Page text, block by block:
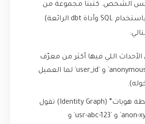
الشخص. كتبنا مجموعة من
السكربتات (باستخدام SQL وأداة dbt الرائعة)
اللي فيها أكثر من معرّف
(مثلاً `anonymous_id` و `user_id` لما العميل
تبني “خريطة هويات” (Identity Graph) تقول
إن `anon-xyz-789` و `usr-abc-123` و